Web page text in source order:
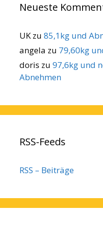
Neueste
UKzu 85,1kg und
angela zu 79,60kg
doris zu 97,6kg und
Abnehmen
RSS-Feeds
RSS – Beiträge